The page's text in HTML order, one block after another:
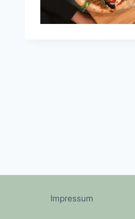
Impressum